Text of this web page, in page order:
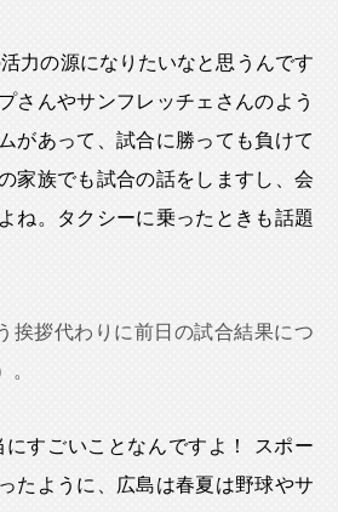
力の源になりたいなと思うんです
さんやサンフレッチェさんのよう
があって、試合に勝っても負けて
家族でも試合の話をしますし、会
ね。タクシーに乗ったときも話題
挨拶代わりに前日の試合結果につ
。
にすごいことなんですよ！ スポー
たように、広島は春夏は野球やサ